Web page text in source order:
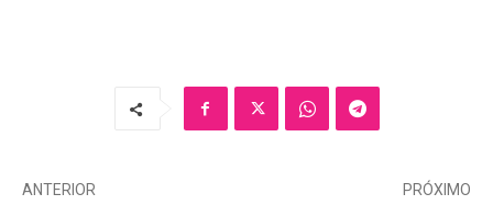
ANTERIOR PRÓXIMO